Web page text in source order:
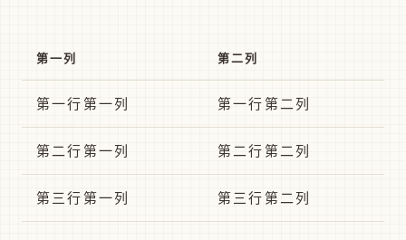
第一列 第二列
第一行第一列 第一行第二列
第二行第一列 第二行第二列
第三行第一列 第三行第二列